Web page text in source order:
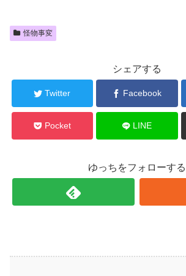
怪物事変
シェアする
Twitter Facebook
Pocket LINE
ゆっちをフォローする